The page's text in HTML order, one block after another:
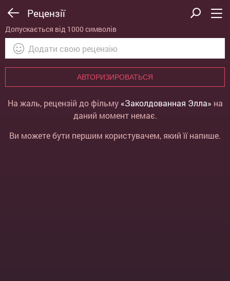
Рецензії
Допускається від 1000 символів
АВТОРИЗИРОВАТЬСЯ
На жаль, рецензій до фільму «Заколдованная Элла» на
даний момент немає.
Ви можете бути першим користувачем, який її напише.